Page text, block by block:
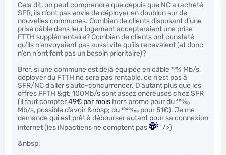
Cela dit, on peut comprendre que depuis que NC a racheté
SFR, ils n’ont pas envie de déployer en doublon sur de
nouvelles communes. Combien de clients disposant d’une
prise câble dans leur logement accepteraient une prise
FTTH supplémentaire? Combien de clients ont constaté
qu’ils n’envoyaient pas aussi vite qu’ils recevaient (et donc
n’en n’ont font pas un besoin prioritaire)?
Bref, si une commune est déjà équipée en câble 100⁄5 Mb/s,
déployer du FTTH ne sera pas rentable, ce n’est pas à
SFR/NC d’aller s’auto-concurrencer. D’autant plus que les
offres FFTH &gt; 100Mb/s sont assez onéreuses chez SFR
(il faut compter49€ par mois hors promo pour du400⁄50
Mb/s, possible d’avoir &nbsp; du1000⁄100 pour 51€). Je me
demande qui est prêt à débourser autant pour sa connexion
internet (les iNpactiens ne comptent pas
" />)
&nbsp;